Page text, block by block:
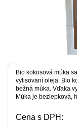
Bio kokosová múka
vylisovaní oleja. Bio
bežná múka. Vďaka
Múka je bezlepková,
Cena s DPH: